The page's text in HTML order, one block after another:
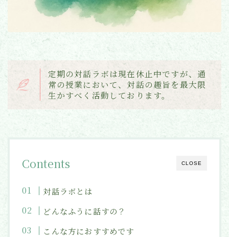
定期の対話ラボは現在休止中ですが、通
常の授業において、対話の趣旨を最大限
生かすべく活動しております。
CLOSE
Contents
対話ラボとは
どんなふうに話すの？
こんな方におすすめです